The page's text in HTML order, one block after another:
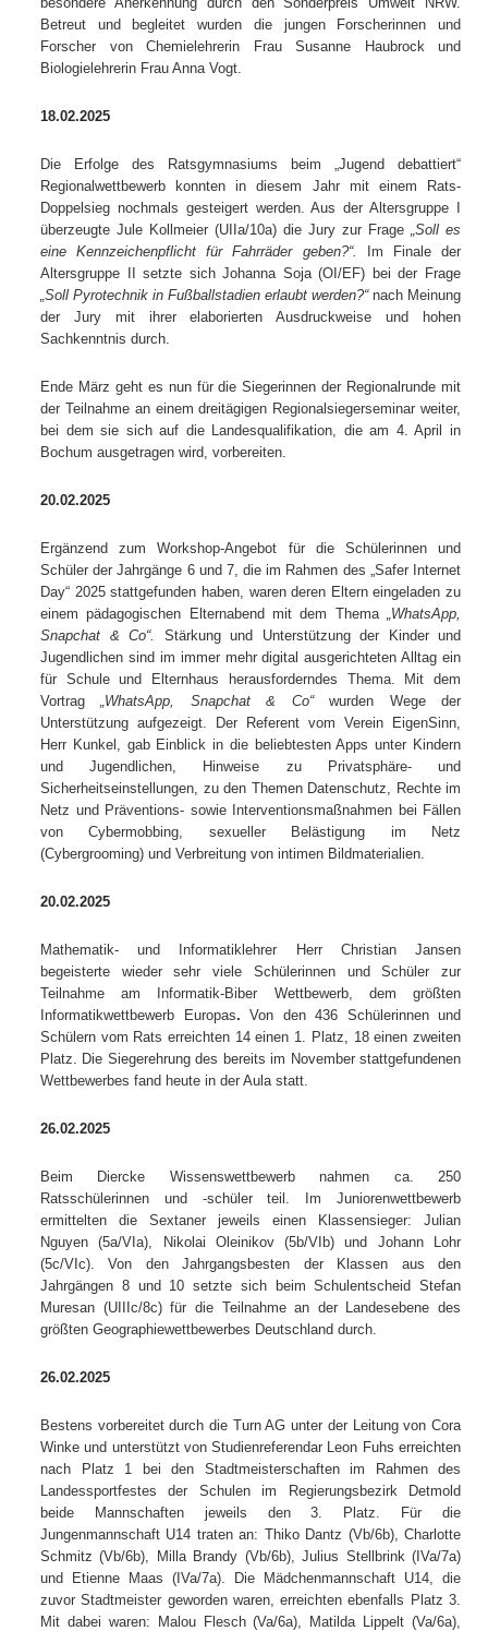
Betreut und begleitet wurden die jungen Forscherinnen und
Forscher von Chemielehrerin Frau Susanne Haubrock und
Biologielehrerin Frau Anna Vogt.
18.02.2025
Die Erfolge des Ratsgymnasiums beim „Jugend debattiert“
Regionalwettbewerb konnten in diesem Jahr mit einem Rats-
Doppelsieg nochmals gesteigert werden. Aus der Altersgruppe I
überzeugte Jule Kollmeier (UIIa/10a) die Jury zur Frage
„Soll es
eine Kennzeichenpflicht für Fahrräder geben?“.
Im Finale der
Altersgruppe II setzte sich Johanna Soja (OI/EF) bei der Frage
„Soll Pyrotechnik in Fußballstadien erlaubt werden?“nach Meinung
der Jury mit ihrer elaborierten Ausdruckweise und hohen
Sachkenntnis durch.
Ende März geht es nun für die Siegerinnen der Regionalrunde mit
der Teilnahme an einem dreitägigen Regionalsiegerseminar weiter,
bei dem sie sich auf die Landesqualifikation, die am 4. April in
Bochum ausgetragen wird, vorbereiten.
20.02.2025
Ergänzend zum Workshop-Angebot für die Schülerinnen und
Schüler der Jahrgänge 6 und 7, die im Rahmen des „Safer Internet
Day“ 2025 stattgefunden haben, waren deren Eltern eingeladen zu
einem pädagogischen Elternabend mit dem Thema
„WhatsApp,
Snapchat & Co“.
Stärkung und Unterstützung der Kinder und
Jugendlichen sind im immer mehr digital ausgerichteten Alltag ein
für Schule und Elternhaus herausforderndes Thema.
Mit dem
Vortrag
„WhatsApp, Snapchat & Co“
wurden Wege der
Unterstützung aufgezeigt. Der Referent vom Verein EigenSinn,
Herr Kunkel, gab Einblick in die beliebtesten Apps unter Kindern
und Jugendlichen, Hinweise zu Privatsphäre- und
Sicherheitseinstellungen, zu den Themen Datenschutz, Rechte im
Netz und Präventions- sowie Interventionsmaßnahmen bei Fällen
von Cybermobbing, sexueller Belästigung im Netz
(Cybergrooming) und Verbreitung von intimen Bildmaterialien.
20.02.2025
Mathematik- und Informatiklehrer Herr Christian Jansen
begeisterte wieder sehr viele Schülerinnen und Schüler zur
Teilnahme am Informatik-Biber Wettbewerb, dem größten
Informatikwettbewerb Europas. Von den 436 Schülerinnen und
Schülern vom Rats erreichten 14 einen 1. Platz, 18 einen zweiten
Platz. Die Siegerehrung des bereits im November stattgefundenen
Wettbewerbes fand heute in der Aula statt.
26.02.2025
Beim Diercke Wissenswettbewerb nahmen ca. 250
Ratsschülerinnen und -schüler teil. Im Juniorenwettbewerb
ermittelten die Sextaner jeweils einen Klassensieger: Julian
Nguyen (5a/VIa), Nikolai Oleinikov (5b/VIb) und Johann Lohr
(5c/VIc). Von den Jahrgangsbesten der Klassen aus den
Jahrgängen 8 und 10 setzte sich beim Schulentscheid Stefan
Muresan (UIIIc/8c) für die Teilnahme an der Landesebene des
größten Geographiewettbewerbes Deutschland durch.
26.02.2025
Bestens vorbereitet durch die Turn AG unter der Leitung von Cora
Winke und unterstützt von Studienreferendar Leon Fuhs erreichten
nach Platz 1 bei den Stadtmeisterschaften im Rahmen des
Landessportfestes der Schulen im Regierungsbezirk Detmold
beide Mannschaften jeweils den 3. Platz. Für die
Jungenmannschaft U14 traten an: Thiko Dantz (Vb/6b), Charlotte
Schmitz (Vb/6b), Milla Brandy (Vb/6b), Julius Stellbrink (IVa/7a)
und Etienne Maas (IVa/7a). Die Mädchenmannschaft U14, die
zuvor Stadtmeister geworden waren, erreichten ebenfalls Platz 3.
Mit dabei waren: Malou Flesch (Va/6a), Matilda Lippelt (Va/6a),